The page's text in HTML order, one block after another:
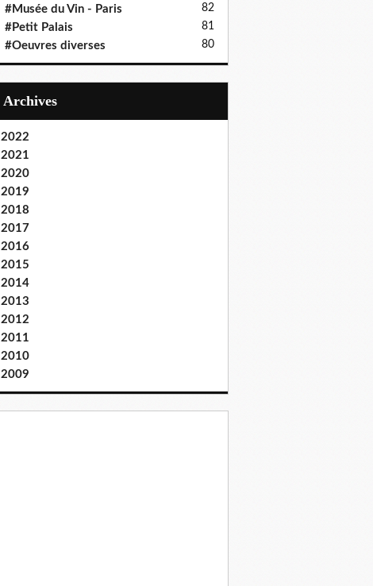
#Musée du Vin - Paris 82
#Petit Palais 81
#Oeuvres diverses 80
Archives
2022
2021
2020
2019
2018
2017
2016
2015
2014
2013
2012
2011
2010
2009